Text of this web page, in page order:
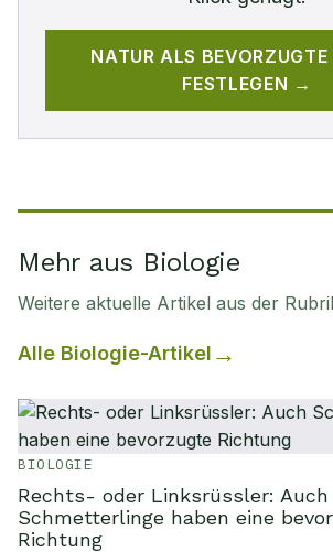
NATUR ALS BEVORZUGTE
FESTLEGEN →
Mehr aus Biologie
Weitere aktuelle Artikel aus der
Alle Biologie-Artikel
BIOLOGIE
Rechts- oder Linksrüssler: Auch
Schmetterlinge haben eine
Richtung